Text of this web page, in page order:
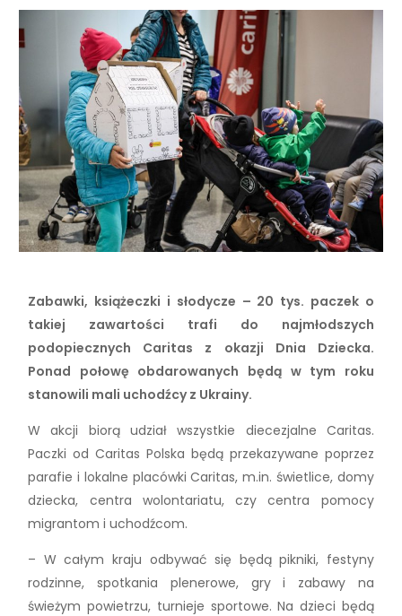
Zabawki, książeczki i słodycze – 20 tys. paczek o
takiej zawartości trafi do najmłodszych
podopiecznych Caritas z okazji Dnia Dziecka.
Ponad połowę obdarowanych będą w tym roku
stanowili mali uchodźcy z Ukrainy.
W akcji biorą udział wszystkie diecezjalne Caritas.
Paczki od Caritas Polska będą przekazywane poprzez
parafie i lokalne placówki Caritas, m.in. świetlice, domy
dziecka, centra wolontariatu, czy centra pomocy
migrantom i uchodźcom.
– W całym kraju odbywać się będą pikniki, festyny
rodzinne, spotkania plenerowe, gry i zabawy na
świeżym powietrzu, turnieje sportowe. Na dzieci będą